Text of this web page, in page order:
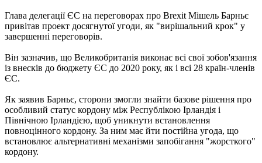
Глава делегації ЄС на переговорах про Brexit Мішель Барньє
привітав проект досягнутої угоди, як "вирішальний крок" у
завершенні переговорів.
Він зазначив, що Великобританія виконає всі свої зобов'язання
із внесків до бюджету ЄС до 2020 року, як і всі 28 країн-членів
ЄС.
Як заявив Барньє, сторони змогли знайти базове рішення про
особливий статус кордону між Республікою Ірландія і
Північною Ірландією, щоб уникнути встановлення
повноцінного кордону. За ним має йти постійна угода, що
встановлює альтернативні механізми запобігання "жорсткого"
кордону.